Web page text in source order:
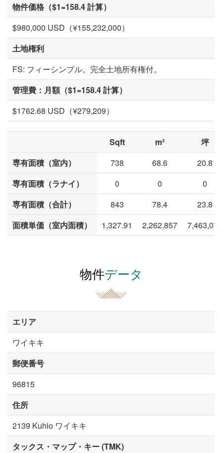
物件価格（$1=158.4 計算）
$980,000 USD（¥155,232,000）
土地権利
FS: フィーシンプル。完全土地所有権付。
管理費：月額（$1=158.4 計算）
$1762.68 USD（¥279,209）
Sqft m²
坪
専有面積（室内）
738 68.6
20.8
専有面積（ラナイ）
0 0
0
専有面積（合計）
843 78.4
23.8
面積単価（室内面積）
1,327.91 2,262,857 7,463,077
物件データ
エリア
ワイキキ
郵便番号
96815
住所
2139 Kuhio ワイキキ
タックス・マップ・キー (TMK)